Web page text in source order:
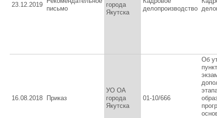
23.12.2019
письмо
города
Якутска
делопроизводство
16.08.2018 Приказ
УО ОА
города
Якутска
01-10/666
Об